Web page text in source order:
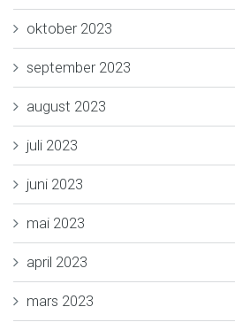
oktober 2023
september 2023
august 2023
juli 2023
juni 2023
mai 2023
april 2023
mars 2023